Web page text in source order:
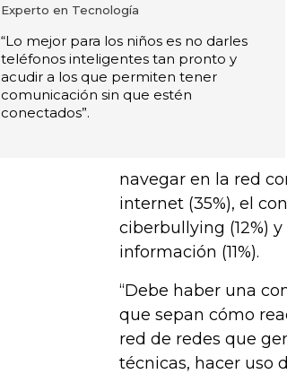
Experto en Tecnología
“Lo mejor para los niños es no darles
teléfonos inteligentes tan pronto y
acudir a los que permiten tener
comunicación sin que estén
conectados”.
navegar en la red
internet (35%), el
ciberbullying (12%)
información (11%).
“Debe haber una
que sepan cómo
red de redes que
técnicas, hacer uso